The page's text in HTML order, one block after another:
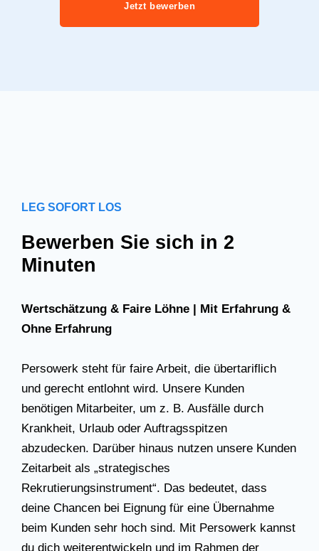
Jetzt bewerben
LEG SOFORT LOS
Bewerben Sie sich in 2
Minuten
Wertschätzung & Faire Löhne | Mit Erfahrung &
Ohne Erfahrung
Persowerk steht für faire Arbeit, die übertariflich
und gerecht entlohnt wird. Unsere Kunden
benötigen Mitarbeiter, um z. B. Ausfälle durch
Krankheit, Urlaub oder Auftragsspitzen
abzudecken. Darüber hinaus nutzen unsere Kunden
Zeitarbeit als „strategisches
Rekrutierungsinstrument“. Das bedeutet, dass
deine Chancen bei Eignung für eine Übernahme
beim Kunden sehr hoch sind. Mit Persowerk kannst
du dich weiterentwickeln und im Rahmen der